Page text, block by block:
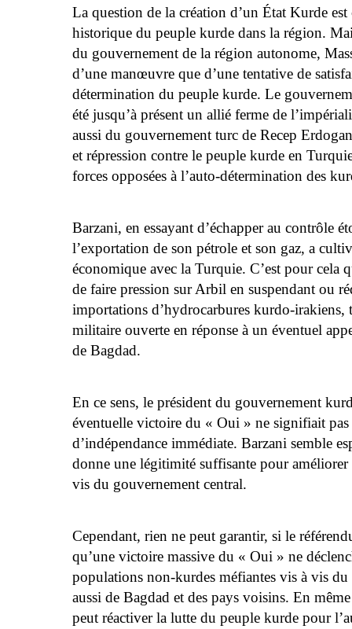
La question de la création d’un État Kurde
historique du peuple kurde dans la région.
du gouvernement de la région autonome,
d’une manœuvre que d’une tentative de
détermination du peuple kurde. Le
été jusqu’à présent un allié ferme de
aussi du gouvernement turc de Recep
et répression contre le peuple kurde en
forces opposées à l’auto-détermination des
Barzani, en essayant d’échapper au contrôle
l’exportation de son pétrole et son gaz, a
économique avec la Turquie. C’est pour cela
de faire pression sur Arbil en suspendant ou
importations d’hydrocarbures kurdo-irakiens,
militaire ouverte en réponse à un éventuel
de Bagdad.
En ce sens, le président du gouvernement
éventuelle victoire du « Oui » ne signifiait pas
d’indépendance immédiate. Barzani semble
donne une légitimité suffisante pour
vis du gouvernement central.
Cependant, rien ne peut garantir, si le
qu’une victoire massive du « Oui » ne
populations non-kurdes méfiantes vis à vis
aussi de Bagdad et des pays voisins. En
peut réactiver la lutte du peuple kurde pour